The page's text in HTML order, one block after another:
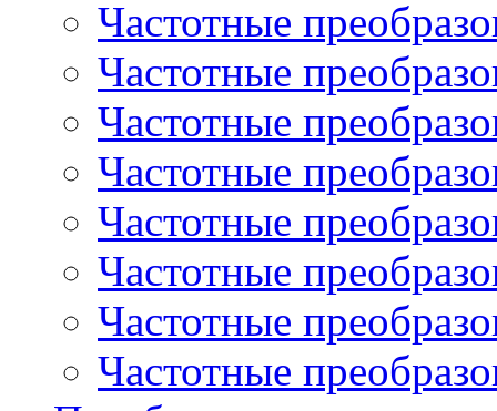
Частотные
Частотные
Частотные
Частотные
Частотные
Частотные
Частотные
Частотные